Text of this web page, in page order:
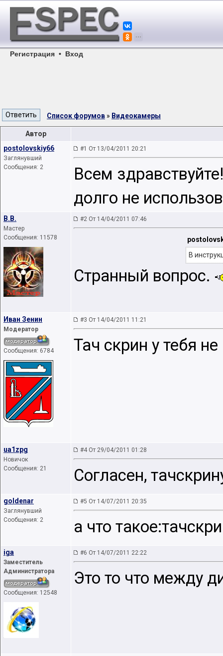
Регистрация • Вход
Список форумов » Видеокамеры
Автор
postolovskiy66
Заглянувший
Сообщения: 2
#1 От 13/04/2011 20:21
Всем
долго не
B.B.
Мастер
Сообщения: 11578
#2 От 14/04/2011 07:46
В
Странный вопрос.
Иван Зенин
Модератор
Сообщения: 6784
#3 От 14/04/2011 11:21
Тач скрин у тебя
ua1zpg
Новичок
Сообщения: 21
#4 От 29/04/2011 01:28
Согласен,
goldenar
Заглянувший
Сообщения: 2
#5 От 14/07/2011 20:35
а что
iga
Заместитель
Администратора
Сообщения: 12548
#6 От 14/07/2011 22:22
Это то что между